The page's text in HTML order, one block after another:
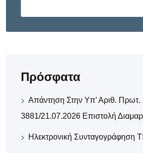
Πρόσφατα
Απάντηση Στην Υπ’ Αριθ. Πρωτ.
3881/21.07.2026 Επιστολή
Ηλεκτρονική Συνταγογράφηση